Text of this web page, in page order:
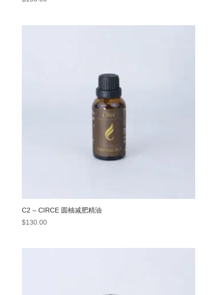
C2 – CIRCE 圆柚减肥精油
$130.00